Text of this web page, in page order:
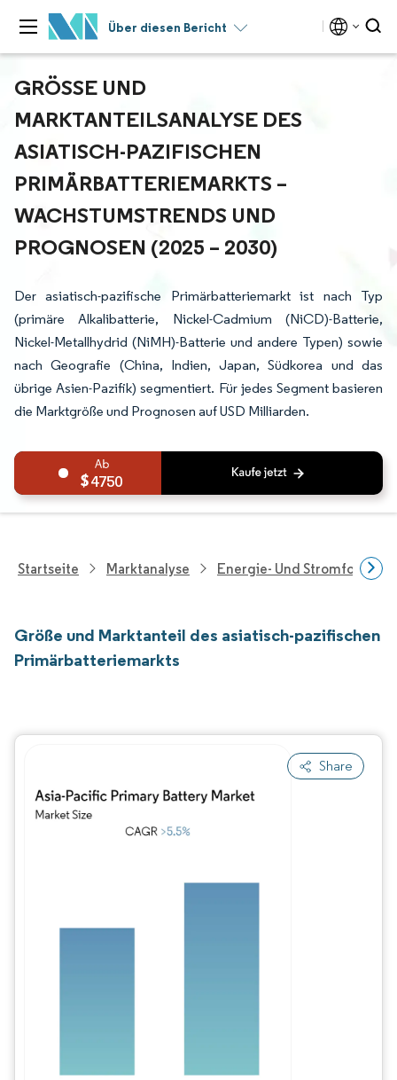
Über diesen Bericht
GRÖSSE UND M
ARKTANTEILSANALYSE DES A
SIATISCH-PAZIFISCHEN P
RIMÄRBATTERIEMARKTS – W
ACHSTUMSTRENDS UND P
ROGNOSEN (2025 – 2030)
Der asiatisch-pazifische Primärbatteriemarkt ist nach Typ
(primäre Alkalibatterie, Nickel-Cadmium (NiCD)-Batterie,
Nickel-Metallhydrid (NiMH)-Batterie und andere Typen) sowie
nach Geografie (China, Indien, Japan, Südkorea und das
übrige Asien-Pazifik) segmentiert. Für jedes Segment basieren
die Marktgröße und Prognosen auf USD Milliarden.
4750
Startseite Marktanalyse Energie- Und
Größe und Marktanteil des asiatisch-pazifischen
Primärbatteriemarkts
Share